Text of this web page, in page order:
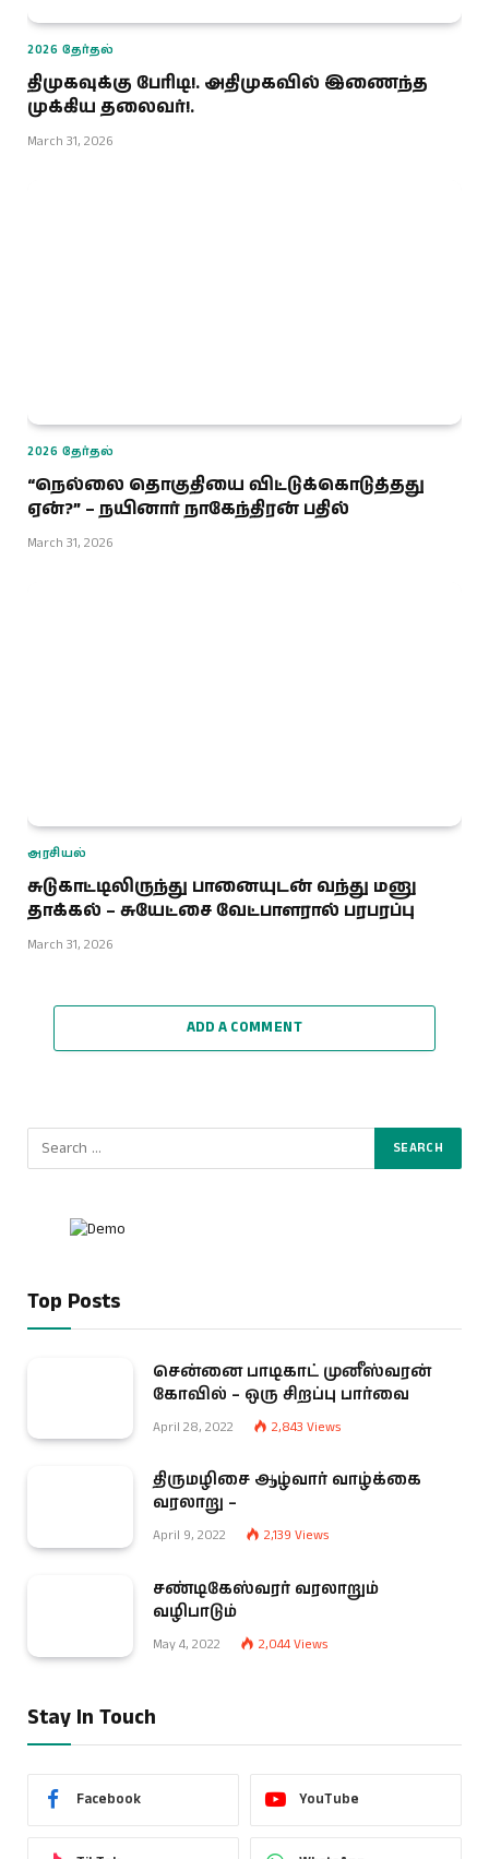
2026 தேர்தல்
திமுகவுக்கு பேரிடி!. அதிமுகவில் இணைந்த
முக்கிய தலைவர்!.
March 31, 2026
2026 தேர்தல்
“நெல்லை தொகுதியை விட்டுக்கொடுத்த‌து
ஏன்?” – நயினார் நாகேந்திரன் பதில்
March 31, 2026
அரசியல்
சுடுகாட்டிலிருந்து பானையுடன் வந்து மனு
தாக்கல் – சுயேட்சை வேட்பாளரால் பரபரப்பு
March 31, 2026
ADD A COMMENT
Top Posts
சென்னை பாடிகாட் முனீஸ்வரன்
கோவில் – ஒரு சிறப்பு பார்வை
April 28, 2022 2,843 Views
திருமழிசை ஆழ்வார் வாழ்க்கை
வரலாறு –
April 9, 2022 2,139 Views
சண்டிகேஸ்வரர் வரலாறும்
வழிபாடும்
May 4, 2022 2,044Views
Stay In Touch
Facebook YouTube